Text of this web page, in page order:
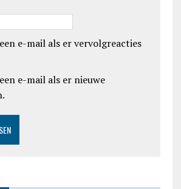
e-mail als er vervolgreacties
e-mail als er nieuwe